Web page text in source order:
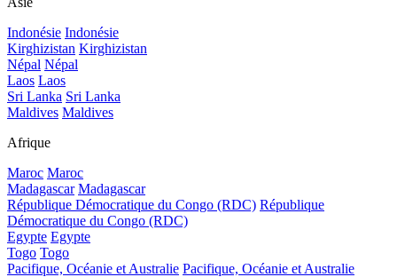
Indonésie Indonésie
Kirghizistan Kirghizistan
Népal Népal
Laos Laos
Sri Lanka Sri Lanka
Maldives Maldives
Afrique
Maroc Maroc
Madagascar Madagascar
République Démocratique du Congo (RDC) République
Démocratique du Congo (RDC)
Egypte Egypte
Togo Togo
Pacifique, Océanie et Australie Pacifique, Océanie et Australie